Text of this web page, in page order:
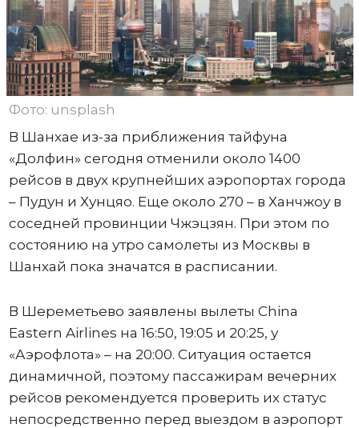
Фото: unsplash
В Шанхае из-за приближения тайфуна
«Долфин» сегодня отменили около 1400
рейсов в двух крупнейших аэропортах города
– Пудун и Хунцяо. Еще около 270 – в Ханчжоу в
соседней провинции Чжэцзян. При этом по
состоянию на утро самолеты из Москвы в
Шанхай пока значатся в расписании.
В Шереметьево заявлены вылеты China
Eastern Airlines на 16:50, 19:05 и 20:25, у
«Аэрофлота» – на 20:00. Ситуация остается
динамичной, поэтому пассажирам вечерних
рейсов рекомендуется проверить их статус
непосредственно перед выездом в аэропорт